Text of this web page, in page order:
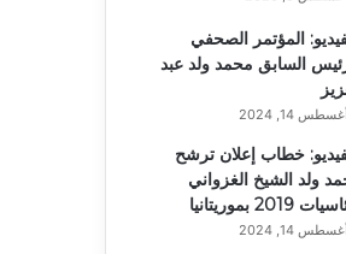
المؤتمر الصحفي
السابق محمد ولد عبد
14, 2024
خطاب إعلان ترشح
ولد الشيخ الغزواني
2019 بموريتانيا
14, 2024